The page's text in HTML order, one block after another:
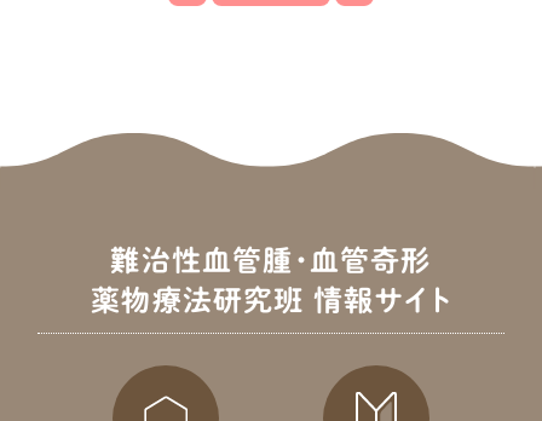
本研究班について
医療関係の皆様へ
お問い合わせ
難治性血管腫・血管奇形
薬物療法研究班 情報サイト